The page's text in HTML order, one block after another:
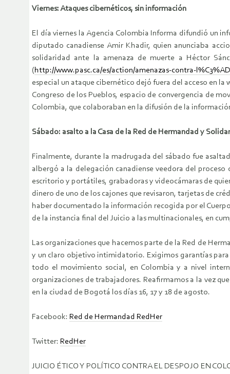
Viernes: Ataques cibernéticos, sin información
El día viernes la Agencia Colombia Informa difundió un
diputado canadiense Amir Khadir, quien anunciaba
solidaridad ante la amenaza de muerte a Héctor
(http://www.pasc.ca/es/action/amenazas-contra-
especial un ataque cibernético dejó fuera del acceso en
Congreso de los Pueblos, espacio de convergencia de
Colombia, que colaboraban en la difusión de la
Sábado: asalto a la Casa de la Red de Hermandad y
Finalmente, durante la madrugada del sábado fue
albergó a la delegación canadiense veedora del
escritorio y portátiles, grabadoras y videocámaras de
dinero de uno de los cajones que revisaron, tarjetas de
haber documentado la información recogida por el
de la instancia final del Juicio a las multinacionales, en
Las organizaciones que hacemos parte de la Red de
y un claro objetivo intimidatorio. Exigimos garantías
todo el movimiento social, en Colombia y a nivel
organizaciones de trabajadores. Reafirmamos a la vez
en la ciudad de Bogotá los días 16, 17 y 18 de agosto.
Facebook: Red de Hermandad RedHer
Twitter: RedHer
JUICIO ÉTICO Y POLÍTICO CONTRA EL DESPOJO EN